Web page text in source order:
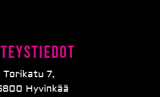
Torikatu 7,
Hyvinkää